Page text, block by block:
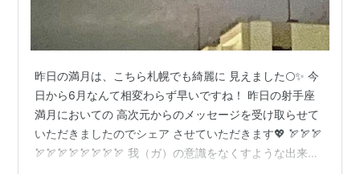
昨日の満月は、こちら札幌でも綺麗に 見えました🌕✨ 今
日から6月なんて相変わらず早いですね！ 昨日の射手座
満月においての 高次元からのメッセージを受け取らせて
いただきましたのでシェア させていただきます💖 🏹🏹🏹
🏹🏹🏹🏹🏹🏹🏹🏹 我（ガ）の意識をなくすような出来事